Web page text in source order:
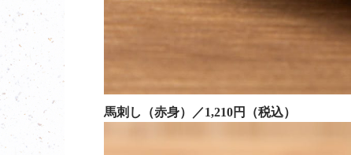
馬刺し（赤身）／1,210円（税込）